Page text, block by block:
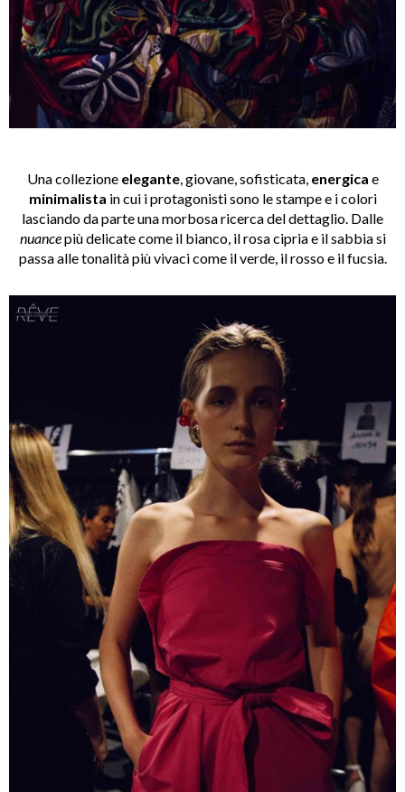
Una collezione elegante, giovane, sofisticata, energica e
minimalista in cui i protagonisti sono le stampe e i colori
lasciando da parte una morbosa ricerca del dettaglio. Dalle
nuancepiù delicate come il bianco, il rosa cipria e il sabbia si
passa alle tonalità più vivaci come il verde, il rosso e il fucsia.